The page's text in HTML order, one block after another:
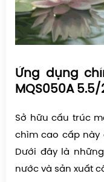
Ứng dụng
MQS050A 5.5/
Sở hữu cấu trúc
chìm cao cấp này
Dưới đây là
nước và sản xuất